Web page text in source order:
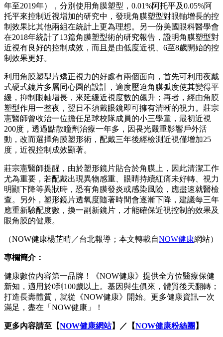
年至2019年），分別使用角膜塑型，0.01%阿托平及0.05%阿
托平來控制近視增加的研究中，發現角膜塑型對眼軸增長的控
制效果比其他兩組在統計上更為理想。另一份美國眼科醫學會
在2018年統計了13篇角膜塑型術的研究報告，證明角膜塑型對
近視有良好的控制成效，而且是由低度近視、6至8歲開始的控
制效果更好。
利用角膜塑型片矯正視力的好處有兩個面向，首先可利用夜戴
式硬式鏡片多層同心圓的設計，適度壓迫角膜弧度使其變得平
緩，抑制眼軸增長，來延緩近視度數的飆升；再者，經由角膜
塑型作用一整夜，翌日不須戴眼鏡即可擁有清晰的視力。莊宗
憲醫師曾收治一位擔任足球校隊成員的小三學童，最初近視
200度，透過點散瞳劑治療一年多，因畏光嚴重影響戶外活
動，改而選擇角膜塑形術，配戴三年後經檢測近視僅增加25
度，近視控制成效顯著。
莊宗憲醫師提醒，由於塑形鏡片貼合於角膜上，因此清潔工作
尤為重要，若配戴出現異物感重、眼睛持續紅痛未好轉、視力
明顯下降等異狀時，恐有角膜發炎或感染風險，應盡速就醫檢
查。另外，塑形鏡片透氧度隨著時間會逐漸下降，建議每三年
應重新驗配度數，換一副新鏡片，才能確保近視控制的效果及
眼角膜的健康。
（NOW健康楊芷晴／台北報導；本文轉載自NOW健康網站）
專欄簡介：
健康數位內容第一品牌！《NOW健康》提供全方位醫療保健
新知，適用於0到100歲以上。基因與生俱來，體質後天翻轉；
打造長壽體質，就從《NOW健康》開始。更多健康資訊一次
滿足，盡在「NOW健康」！
更多內容請至【NOW健康網站】／【NOW健康粉絲團 】